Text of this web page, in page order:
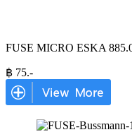
FUSE MICRO ESKA
฿ 75.-